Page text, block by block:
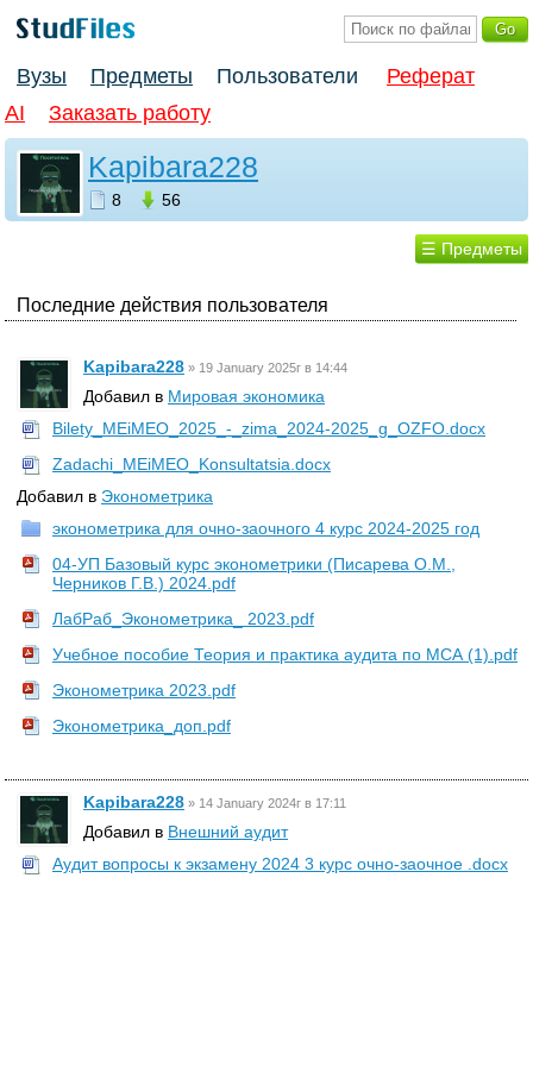
Вузы Предметы Пользователи
Реферат
AI
Заказать работу
Kapibara228
8 56
☰ Предметы
Последние действия пользователя
Kapibara228 » 19 January 2025г в 14:44
Добавил в Мировая экономика
Bilety_MEiMEO_2025_-_zima_2024-2025_g_OZFO.docx
Zadachi_MEiMEO_Konsultatsia.docx
Добавил в Эконометрика
эконометрика для очно-заочного 4 курс 2024-2025 год
04-УП Базовый курс эконометрики (Писарева О.М.,
Черников Г.В.) 2024.pdf
ЛабРаб_Эконометрика_ 2023.pdf
Учебное пособие Теория и практика аудита по МСА (1).pdf
Эконометрика 2023.pdf
Эконометрика_доп.pdf
Kapibara228 » 14 January 2024г в 17:11
Добавил в Внешний аудит
Аудит вопросы к экзамену 2024 3 курс очно-заочное .docx